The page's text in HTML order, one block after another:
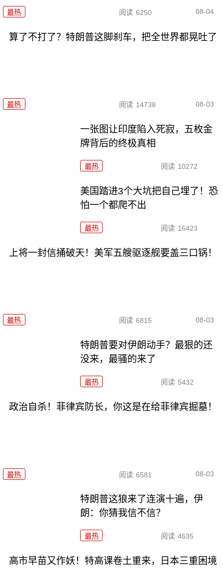
最热 阅读 6250 08-04
算了不打了？特朗普这脚刹车，把全世界都晃吐了
最热 阅读 14738 08-03
一张图让印度陷入死寂，五枚金
牌背后的终极真相
最热 阅读 10272
美国踏进3个大坑把自己埋了！恐
怕一个都爬不出
最热 阅读 16423
上将一封信捅破天！美军五艘驱逐舰要盖三口锅！
最热 阅读 6815 08-03
特朗普要对伊朗动手？最狠的还
没来，最骚的来了
最热 阅读 5432
政治自杀！菲律宾防长，你这是在给菲律宾掘墓！
最热 阅读 6581 08-03
特朗普这狼来了连演十遍，伊
朗：你猜我信不信？
最热 阅读 4635
高市早苗又作妖！特高课卷土重来，日本三重困境